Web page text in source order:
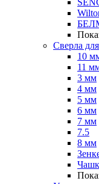
Сверла
10
11
3 мм
4 мм
5 мм
6 мм
7 мм
7.5
8 мм